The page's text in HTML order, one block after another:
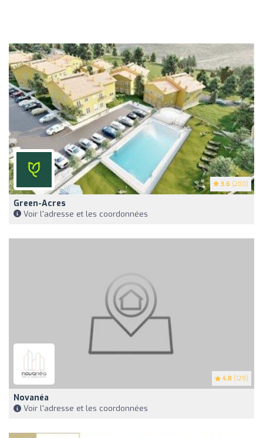
3.6 (200)
Green-Acres
Voir l'adresse et les coordonnées
4.8 (129)
Novanéa
Voir l'adresse et les coordonnées